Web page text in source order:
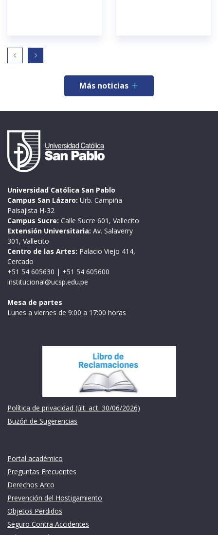
Más noticias
Universidad Católica San Pablo
Campus San Lázaro: Urb. Campiña
Paisajista H-32
Campus Sucre: Calle Sucre 601, Vallecito
Extensión Universitaria: Av. Salaverry
301, Vallecito
Centro de las Artes: Palacio Viejo 414,
Cercado
+51 54 605630 | +51 54 605600
institucional@ucsp.edu.pe
Mesa de partes
Lunes a viernes de 9:00 a 17:00 horas
Política de privacidad (últ. act. 30/06/2026)
Buzón de Sugerencias
Portal académico
Preguntas Frecuentes
Derechos Arco
Prevención del Hostigamiento
Objetos Perdidos
Seguro Contra Accidentes